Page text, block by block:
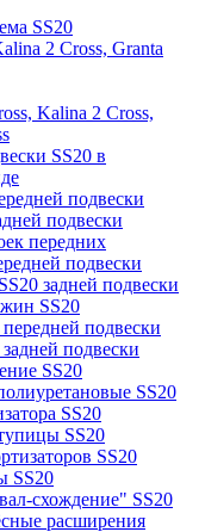
SS20
2 Cross, Granta
Kalina 2 Cross,
SS20 в
подвески
подвески
передних
подвески
задней подвески
SS20
подвески
подвески
SS20
SS20
SS20
SS20
SS20
SS20
схождение" SS20
расширения